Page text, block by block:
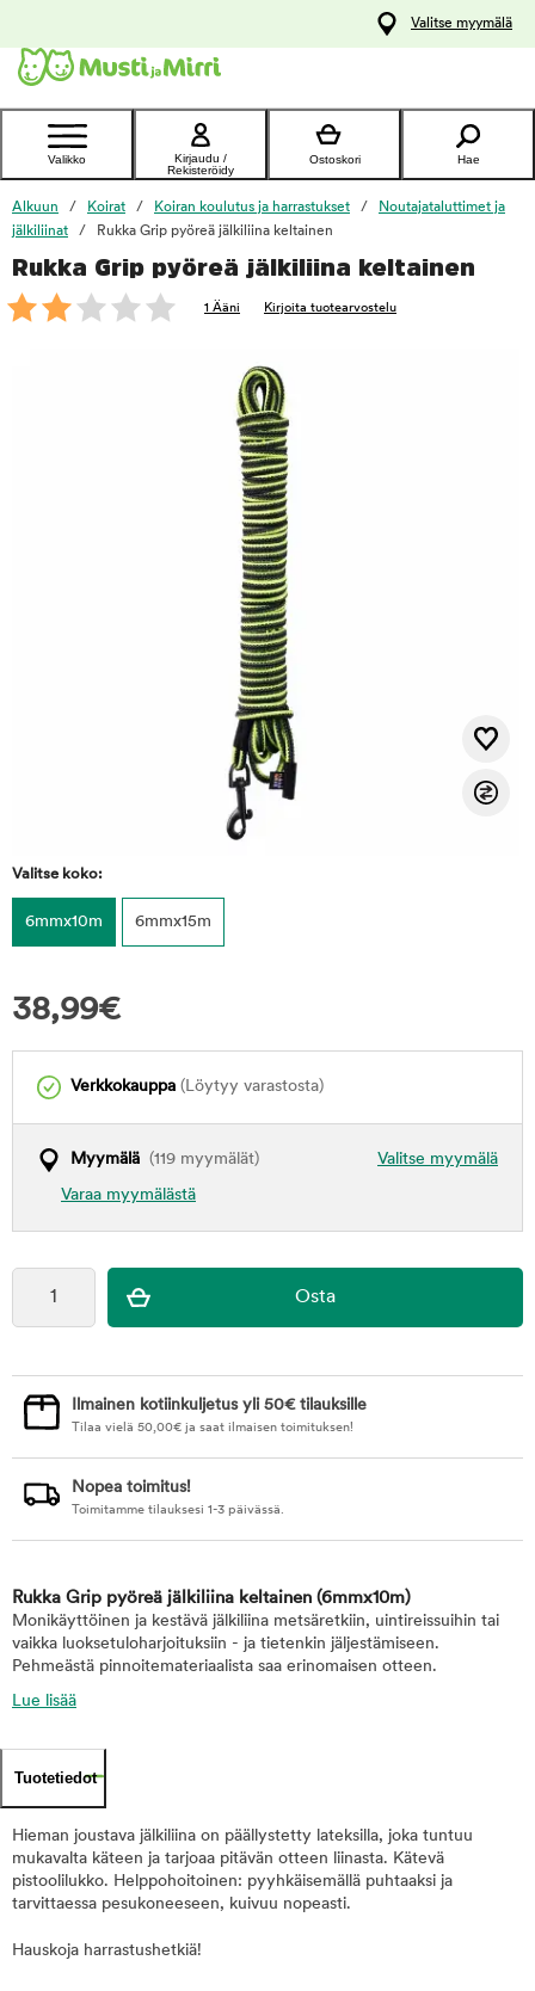
Ota yhteyttä
asiakaspalveluun
Valitse myymälä
Valikko
Kirjaudu /
Rekisteröidy
Ostoskori Hae
Alkuun Koirat Koiran koulutus ja harrastukset
Noutajataluttimet ja
jälkiliinat
Rukka Grip pyöreä jälkiliina keltainen
Rukka Grip pyöreä jälkiliina keltainen
1 Ääni Kirjoita tuotearvostelu
Valitse koko:
6mmx10m 6mmx15m
38,99€
Verkkokauppa (Löytyy varastosta)
Valitse myymälä
Myymälä (119 myymälät)
Varaa myymälästä
foo
Ilmainen kotiinkuljetus yli 50€ tilauksille
Tilaa vielä 50,00€ ja saat ilmaisen toimituksen!
Nopea toimitus!
Toimitamme tilauksesi 1-3 päivässä.
Rukka Grip pyöreä jälkiliina keltainen (6mmx10m)
Monikäyttöinen ja kestävä jälkiliina metsäretkiin, uintireissuihin tai
vaikka luoksetuloharjoituksiin - ja tietenkin jäljestämiseen.
Pehmeästä pinnoitemateriaalista saa erinomaisen otteen.
Lue lisää
Tuotetiedot
Hieman joustava jälkiliina on päällystetty lateksilla, joka tuntuu
mukavalta käteen ja tarjoaa pitävän otteen liinasta. Kätevä
pistoolilukko. Helppohoitoinen: pyyhkäisemällä puhtaaksi ja
tarvittaessa pesukoneeseen, kuivuu nopeasti.
Hauskoja harrastushetkiä!